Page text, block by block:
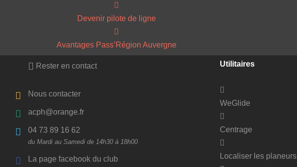
Devenir pilote de ligne
Avantages Pass’Région Auvergne
Rester en contact
Nous contacter
acph@orange.fr
04 73 89 16 62
du Mardi au Samedi de 14h30 à 18h00
La page facebook du club
Utilitaires
WeGlide
Centrage
Localiser les planeurs